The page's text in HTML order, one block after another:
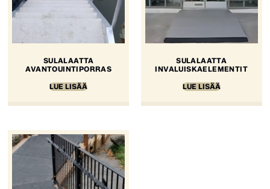
SULALAATTA
AVANTOUINTIPORRAS
LUE LISÄÄ
SULALAATTA
INVALUISKAELEMENTIT
LUE LISÄÄ